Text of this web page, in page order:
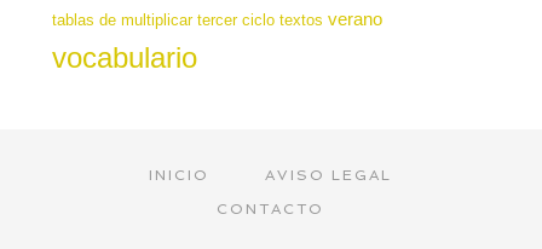
tablas de multiplicar tercer ciclo textos verano
vocabulario
INICIO
AVISO LEGAL
CONTACTO